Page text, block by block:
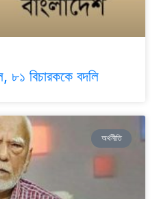
৮১ বিচারককে বদলি
অর্থনীতি